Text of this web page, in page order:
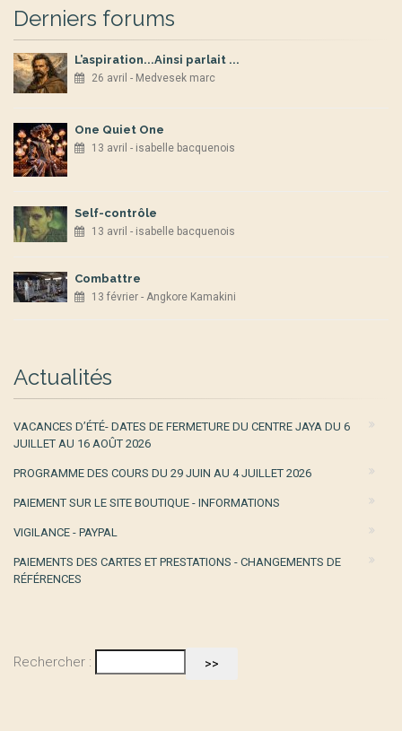
Derniers forums
L’aspiration...Ainsi parlait ...
26 avril - Medvesek marc
One Quiet One
13 avril - isabelle bacquenois
Self-contrôle
13 avril - isabelle bacquenois
Combattre
13 février - Angkore Kamakini
Actualités
VACANCES D’ÉTÉ- DATES DE FERMETURE DU CENTRE JAYA DU 6
JUILLET AU 16 AOÛT 2026
PROGRAMME DES COURS DU 29 JUIN AU 4 JUILLET 2026
PAIEMENT SUR LE SITE BOUTIQUE - INFORMATIONS
VIGILANCE - PAYPAL
PAIEMENTS DES CARTES ET PRESTATIONS - CHANGEMENTS DE
RÉFÉRENCES
Rechercher :